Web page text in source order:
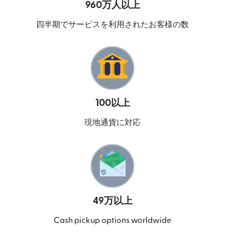
960万人以上
四半期でサービスを利用されたお客様の数
100以上
現地通貨に対応
49万以上
Cash pickup options worldwide